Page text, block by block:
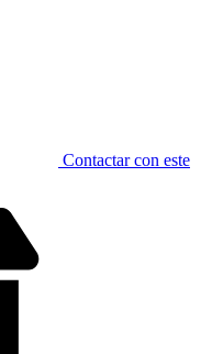
Contactar con este